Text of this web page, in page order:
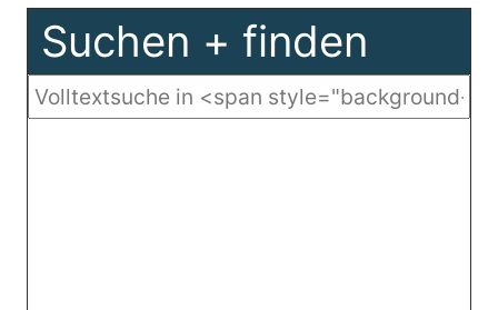
Suchen + finden